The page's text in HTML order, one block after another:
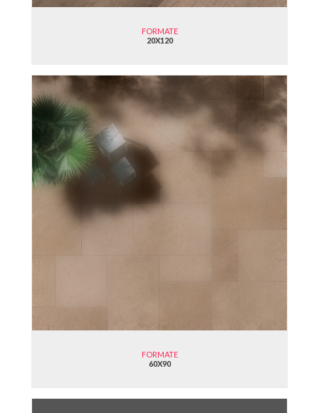
FORMATE
20X120
FORMATE
60X90